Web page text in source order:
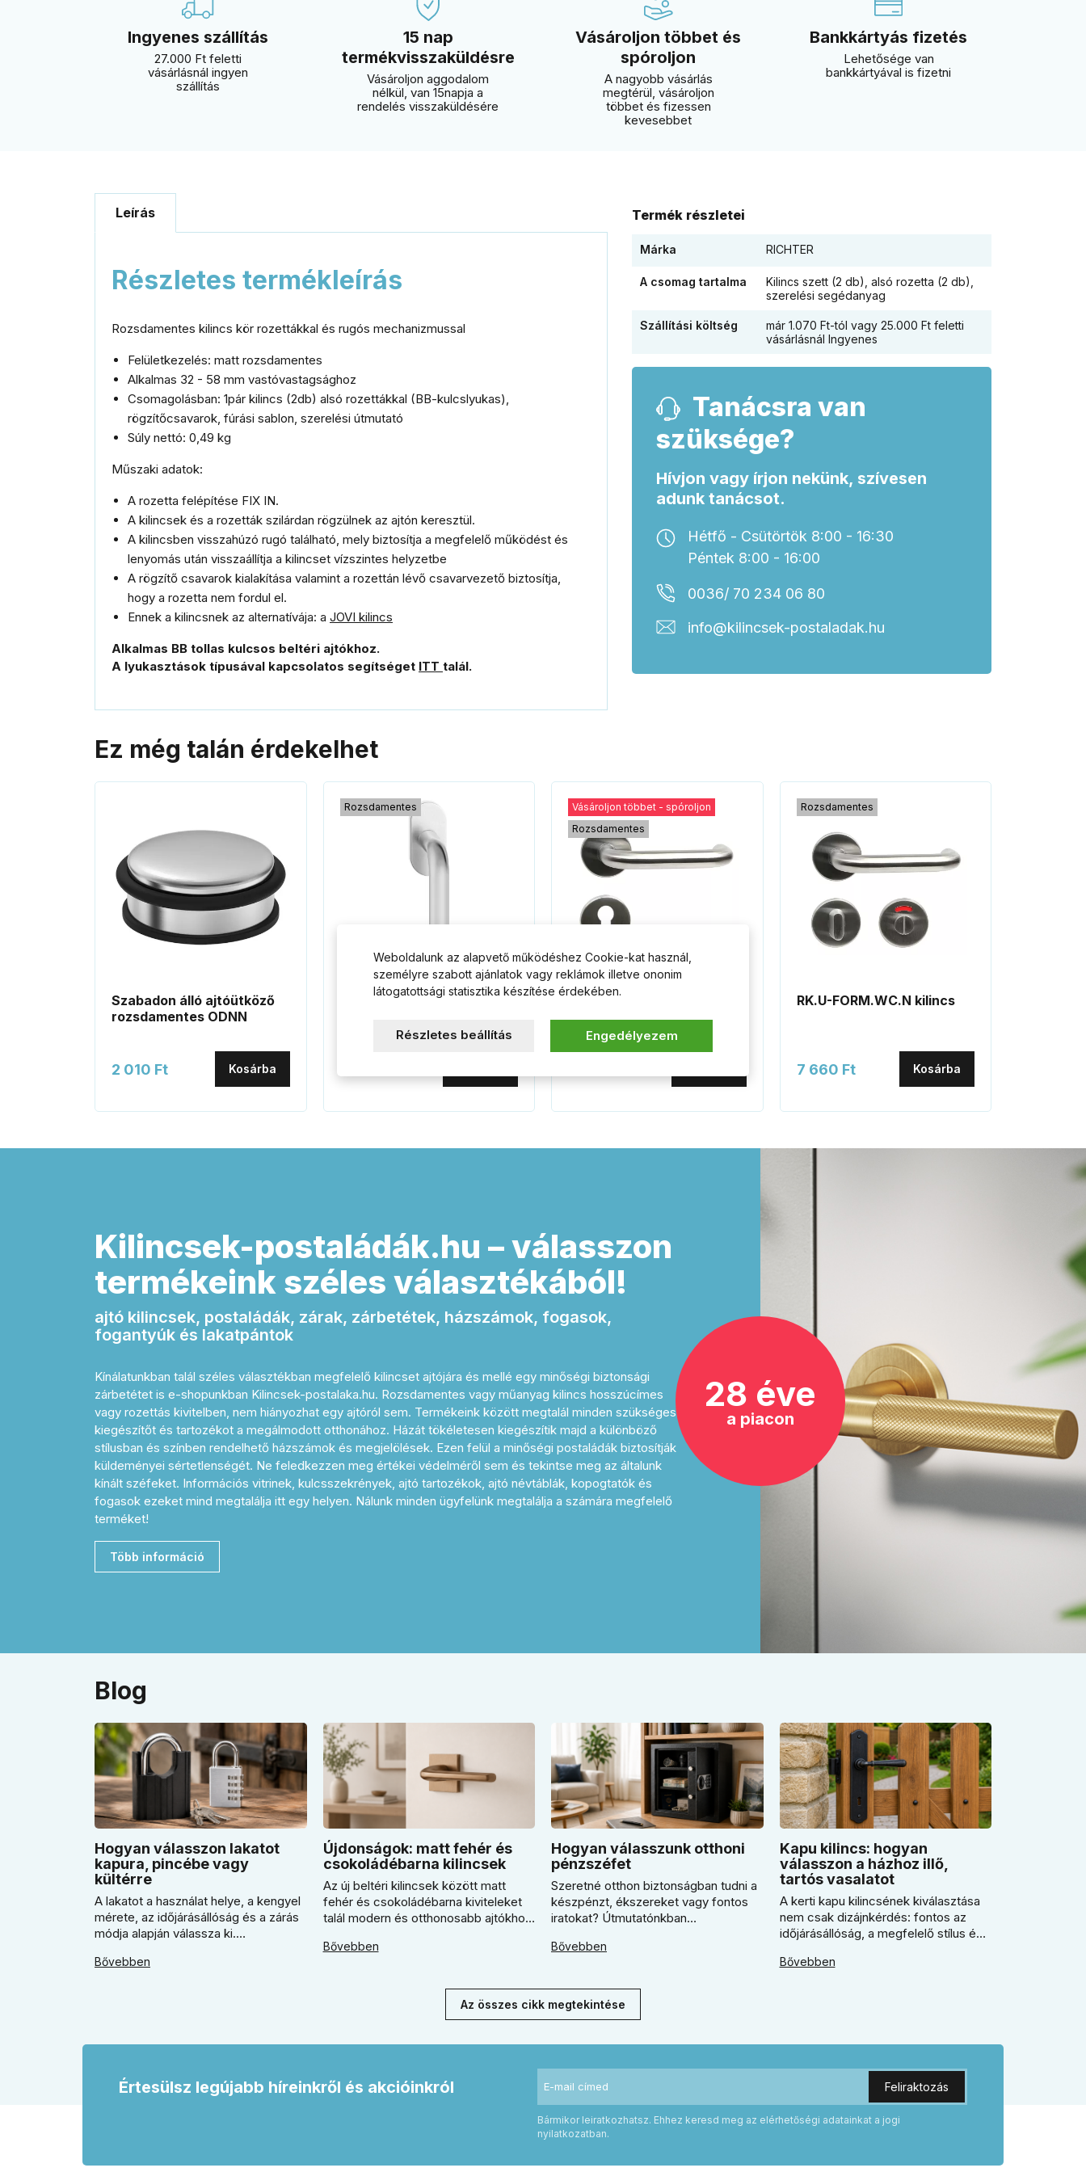
Ingyenes szállítás
27.000 Ft feletti
vásárlásnál ingyen
szállítás
15 nap
termékvisszaküldésre
Vásároljon aggodalom
nélkül, van 15napja a
rendelés visszaküldésére
Vásároljon többet és
spóroljon
A nagyobb vásárlás
megtérül, vásároljon
többet és fizessen
kevesebbet
Bankkártyás fizetés
Lehetősége van
bankkártyával is fizetni
Leírás
Részletes termékleírás
Rozsdamentes kilincs kör rozettákkal és rugós mechanizmussal
Felületkezelés: matt rozsdamentes
Alkalmas 32 - 58 mm vastóvastagsághoz
Csomagolásban: 1pár kilincs (2db) alsó rozettákkal (BB-kulcslyukas),
rögzítőcsavarok, fúrási sablon, szerelési útmutató
Súly nettó: 0,49 kg
Műszaki adatok:
A rozetta felépítése FIX IN.
A kilincsek és a rozetták szilárdan rögzülnek az ajtón keresztül.
A kilincsben visszahúzó rugó található, mely biztosítja a megfelelő működést és
lenyomás után visszaállítja a kilincset vízszintes helyzetbe
A rögzítő csavarok kialakítása valamint a rozettán lévő csavarvezető biztosítja,
hogy a rozetta nem fordul el.
Ennek a kilincsnek az alternatívája: a JOVI kilincs
Alkalmas BB tollas kulcsos beltéri ajtókhoz.
A lyukasztások típusával kapcsolatos segítséget ITT talál.
Termék részletei
Márka RICHTER
A csomag tartalma
Kilincs szett (2 db), alsó rozetta (2 db),
szerelési segédanyag
Szállítási költség
már 1.070 Ft-tól vagy 25.000 Ft feletti
vásárlásnál Ingyenes
Tanácsra van
szüksége?
Hívjon vagy írjon nekünk, szívesen
adunk tanácsot.
Hétfő - Csütörtök 8:00 - 16:30
Péntek 8:00 - 16:00
0036/ 70 234 06 80
info@kilincsek-postaladak.hu
Ez még talán érdekelhet
Szabadon álló ajtóütköző
rozsdamentes ODNN
2 010 Ft Kosárba
Rozsdamentes
JOVI ablak kilincs
Vásároljon többet - spóroljon
Rozsdamentes
RK.U-FORM.PZ.N kilincs
Rozsdamentes
RK.U-FORM.WC.N kilincs
7 660 Ft Kosárba
Kilincsek-postaládák.hu – válasszon
termékeink széles választékából!
ajtó kilincsek, postaládák, zárak, zárbetétek, házszámok, fogasok,
fogantyúk és lakatpántok
Kínálatunkban talál széles választékban megfelelő kilincset ajtójára és mellé egy minőségi biztonsági
zárbetétet is e-shopunkban Kilincsek-postalaka.hu. Rozsdamentes vagy műanyag kilincs hosszúcímes
vagy rozettás kivitelben, nem hiányozhat egy ajtóról sem. Termékeink között megtalál minden szükséges
kiegészítőt és tartozékot a megálmodott otthonához. Házát tökéletesen kiegészítik majd a különböző
stílusban és színben rendelhető házszámok és megjelölések. Ezen felül a minőségi postaládák biztosítják
küldeményei sértetlenségét. Ne feledkezzen meg értékei védelméről sem és tekintse meg az általunk
kínált széfeket. Információs vitrinek, kulcsszekrények, ajtó tartozékok, ajtó névtáblák, kopogtatók és
fogasok ezeket mind megtalálja itt egy helyen. Nálunk minden ügyfelünk megtalálja a számára megfelelő
terméket!
Több információ
28 éve
a piacon
Blog
Hogyan válasszon lakatot
kapura, pincébe vagy
kültérre
A lakatot a használat helye, a kengyel
mérete, az időjárásállóság és a zárás
módja alapján válassza ki.
mikor praktikusabb a számzáras
használatban.
Bővebben
Újdonságok: matt fehér és
csokoládébarna kilincsek
Az új beltéri kilincsek között matt
fehér és csokoládébarna kiviteleket
talál modern és otthonosabb ajtókhoz.
érdemes világos Super SLIM kilincset,
vagy szögletes rozetta között az
Bővebben
Hogyan válasszunk otthoni
pénzszéfet
Szeretné otthon biztonságban tudni a
készpénzt, ékszereket vagy fontos
iratokat? Útmutatónkban
megfelelő széfet. Megtudja, mikor
kulcsfontosságú a szakszerű rögzítés
a valódi védelemhez minden modern
Bővebben
Kapu kilincs: hogyan
válasszon a házhoz illő,
tartós vasalatot
A kerti kapu kilincsének kiválasztása
nem csak dizájnkérdés: fontos az
időjárásállóság, a megfelelő stílus és
Segítünk eldönteni, mikor érdemes
Bővebben
Az összes cikk megtekintése
Értesülsz legújabb híreinkről és akcióinkról
Bármikor leiratkozhatsz. Ehhez keresd meg az elérhetőségi adatainkat a jogi
nyilatkozatban.
Weboldalunk az alapvető működéshez Cookie-kat használ,
személyre szabott ajánlatok vagy reklámok illetve ononim
látogatottsági statisztika készítése érdekében.
Engedélyezem
Részletes beállítás